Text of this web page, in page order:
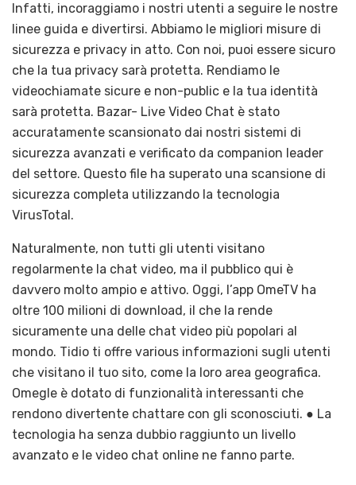
Infatti, incoraggiamo i nostri utenti a seguire le nostre
linee guida e divertirsi. Abbiamo le migliori misure di
sicurezza e privacy in atto. Con noi, puoi essere sicuro
che la tua privacy sarà protetta. Rendiamo le
videochiamate sicure e non-public e la tua identità
sarà protetta. Bazar- Live Video Chat è stato
accuratamente scansionato dai nostri sistemi di
sicurezza avanzati e verificato da companion leader
del settore. Questo file ha superato una scansione di
sicurezza completa utilizzando la tecnologia
VirusTotal.
Naturalmente, non tutti gli utenti visitano
regolarmente la chat video, ma il pubblico qui è
davvero molto ampio e attivo. Oggi, l’app OmeTV ha
oltre 100 milioni di download, il che la rende
sicuramente una delle chat video più popolari al
mondo. Tidio ti offre various informazioni sugli utenti
che visitano il tuo sito, come la loro area geografica.
Omegle è dotato di funzionalità interessanti che
rendono divertente chattare con gli sconosciuti. ● La
tecnologia ha senza dubbio raggiunto un livello
avanzato e le video chat online ne fanno parte.